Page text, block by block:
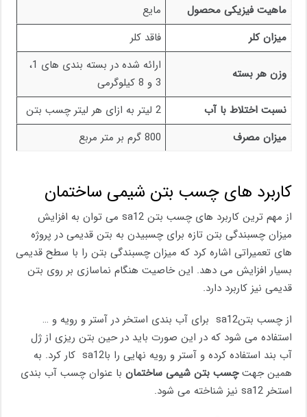
ماهیت فیزیکی محصول
مایع
میزان کلر
فاقد کلر
وزن هر بسته
ارائه شده در بسته بندی های 1،
3 و 8 کیلوگرمی
نسبت اختلاط با آب
2 لیتر به ازای هر لیتر چسب بتن
میزان مصرف
800 گرم بر متر مربع
کاربرد های چسب بتن شیمی ساختمان
از مهم ترین کاربرد های چسب بتن sa12 می توان به افزایش
میزان چسبندگی بتن تازه برای چسبیدن به بتن قدیمی در پروژه
های تعمیراتی اشاره کرد که میزان چسبندگی بتن را با سطح قدیمی
بسیار افزایش می دهد. این خاصیت هنگام نماسازی بر روی بتن
قدیمی نیز کاربرد دارد.
از چسب بتنsa12 برای آب بندی استخر در آستر و رویه و …
استفاده می شود که در این صورت باید در حین بتن ریزی از ژل
آب بند استفاده کرده و آستر و رویه نهایی را باsa12 کار کرد. به
همین جهتچسب بتن شیمی ساختمان با عنوان چسب آب بندی
استخر sa12 نیز شناخته می شود.